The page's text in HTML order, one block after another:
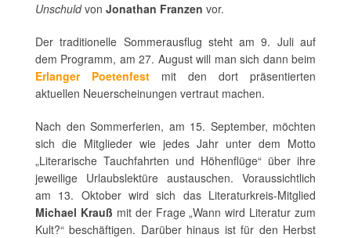
Unschuldvon Jonathan Franzen vor.
Der traditionelle Sommerausflug steht am 9. Juli auf
dem Programm, am 27. August will man sich dann beim
Erlanger Poetenfest mit den dort präsentierten
aktuellen Neuerscheinungen vertraut machen.
Nach den Sommerferien, am 15. September, möchten
sich die Mitglieder wie jedes Jahr unter dem Motto
„Literarische Tauchfahrten und Höhenflüge“ über ihre
jeweilige Urlaubslektüre austauschen. Voraussichtlich
am 13. Oktober wird sich das Literaturkreis-Mitglied
Michael Krauß mit der Frage „Wann wird Literatur zum
Kult?“ beschäftigen. Darüber hinaus ist für den Herbst